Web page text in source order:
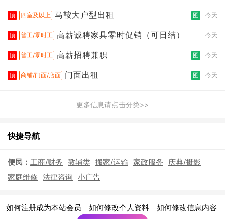
顶 四室及以上 马鞍大户型出租 图 今天
顶 普工/零时工 高薪诚聘家具零时促销（可日结） 今天
顶 普工/零时工 高薪招聘兼职 图 今天
顶 商铺/门面/店面 门面出租 图 今天
更多信息请点击分类>>
快捷导航
便民： 工商/财务 教辅类 搬家/运输 家政服务
庆典/摄影
家庭维修 法律咨询 小广告
如何注册成为本站会员 如何修改个人资料 如何修改信息内容